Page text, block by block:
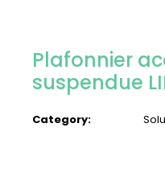
Plafonnier
suspendue
Category: